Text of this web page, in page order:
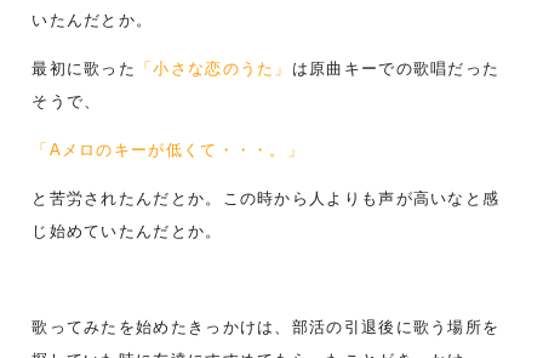
いたんだとか。
最初に歌った 「小さな恋のうた」 は原曲キーでの歌唱だった
そうで、
「Aメロのキーが低くて・・・。」
と苦労されたんだとか。この時から人よりも声が高いなと感
じ始めていたんだとか。
歌ってみたを始めたきっかけは、部活の引退後に歌う場所を